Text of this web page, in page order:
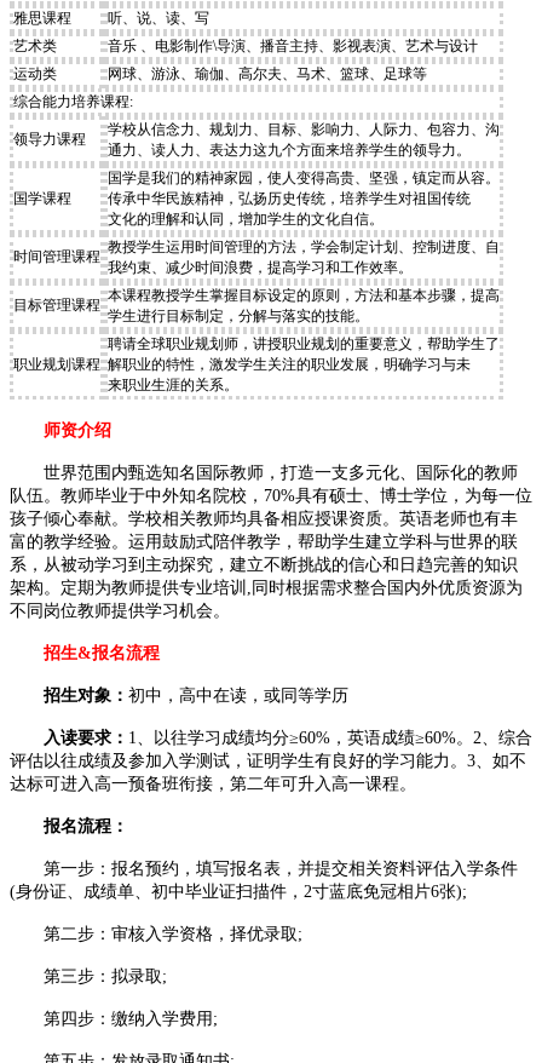
雅思课程
听、说、读、写
艺术类
音乐 、电影制作\导演、播音主持、影视表演、艺术与设计
运动类
网球、游泳、瑜伽、高尔夫、马术、篮球、足球等
综合能力培养课程:
领导力课程
学校从信念力、规划力、目标、影响力、人际力、包容力、沟
通力、读人力、表达力这九个方面来培养学生的领导力。
国学课程
国学是我们的精神家园，使人变得高贵、坚强，镇定而从容。
传承中华民族精神，弘扬历史传统，培养学生对祖国传统
文化的理解和认同，增加学生的文化自信。
时间管理课程
教授学生运用时间管理的方法，学会制定计划、控制进度、自
我约束、减少时间浪费，提高学习和工作效率。
目标管理课程
本课程教授学生掌握目标设定的原则，方法和基本步骤，提高
学生进行目标制定，分解与落实的技能。
职业规划课程
聘请全球职业规划师，讲授职业规划的重要意义，帮助学生了
解职业的特性，激发学生关注的职业发展，明确学习与未
来职业生涯的关系。
师资介绍
世界范围内甄选知名国际教师，打造一支多元化、国际化的教师
队伍。教师毕业于中外知名院校，70%具有硕士、博士学位，为每一位
孩子倾心奉献。学校相关教师均具备相应授课资质。英语老师也有丰
富的教学经验。运用鼓励式陪伴教学，帮助学生建立学科与世界的联
系，从被动学习到主动探究，建立不断挑战的信心和日趋完善的知识
架构。定期为教师提供专业培训,同时根据需求整合国内外优质资源为
不同岗位教师提供学习机会。
招生&报名流程
招生对象： 初中，高中在读，或同等学历
入读要求： 1、以往学习成绩均分≥60%，英语成绩≥60%。2、综合
评估以往成绩及参加入学测试，证明学生有良好的学习能力。3、如不
达标可进入高一预备班衔接，第二年可升入高一课程。
报名流程：
第一步：报名预约，填写报名表，并提交相关资料评估入学条件
(身份证、成绩单、初中毕业证扫描件，2寸蓝底免冠相片6张);
第二步：审核入学资格，择优录取;
第三步：拟录取;
第四步：缴纳入学费用;